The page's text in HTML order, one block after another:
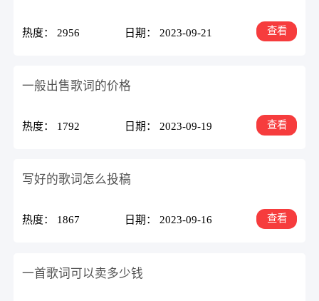
热度： 2956 日期： 2023-09-21 查看
一般出售歌词的价格
热度： 1792 日期： 2023-09-19 查看
写好的歌词怎么投稿
热度： 1867 日期： 2023-09-16 查看
一首歌词可以卖多少钱